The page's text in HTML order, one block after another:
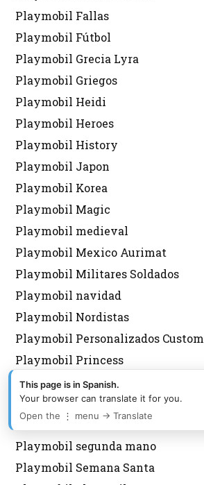
Playmobil Fallas
Playmobil Fútbol
Playmobil Grecia Lyra
Playmobil Griegos
Playmobil Heidi
Playmobil Heroes
Playmobil History
Playmobil Japon
Playmobil Korea
Playmobil Magic
Playmobil medieval
Playmobil Mexico Aurimat
Playmobil Militares Soldados
Playmobil navidad
Playmobil Nordistas
Playmobil Personalizados Custom
Playmobil Princess
Playmobil Promocionales
Playmobil regreso al futuro
Playmobil Scooby Doo
Playmobil segunda mano
Playmobil Semana Santa
This page is in Spanish.
Your browser can translate it for you.
Open the ⋮ menu → Translate